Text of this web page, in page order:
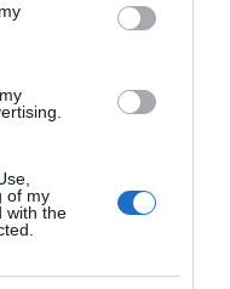
of my
with the
afirmación de que
y se llevará a
ratificar la
fuente preferida
noticias de actualidad.